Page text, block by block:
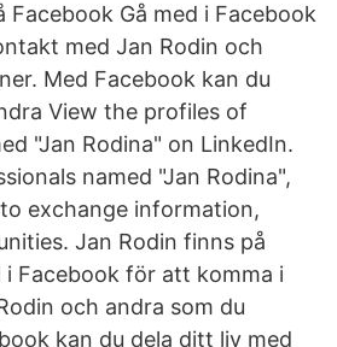
Facebook Gå med i Facebook
med Jan Rodin och
Med Facebook kan du
View the profiles of
"Jan Rodina" on LinkedIn.
named "Jan Rodina",
exchange information,
Jan Rodin finns på
i Facebook för att komma i
och andra som du
kan du dela ditt liv med